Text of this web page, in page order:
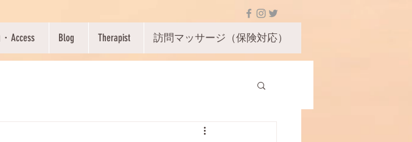
Access Blog Therapist 訪問マッサージ（保険対応）